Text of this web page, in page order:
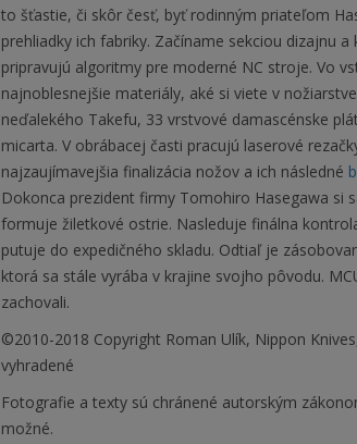
to šťastie, či skôr česť, byť rodinným priateľom
prehliadky ich fabriky. Začíname sekciou dizajnu
pripravujú algoritmy pre moderné NC stroje. Vo
najnoblesnejšie materiály, aké si viete v
neďalekého Takefu, 33 vrstvové damascénske
micarta. V obrábacej časti pracujú laserové
najzaujímavejšia finalizácia nožov a ich následné
Dokonca prezident firmy Tomohiro Hasegawa si
formuje žiletkové ostrie. Nasleduje finálna
putuje do expedičného skladu. Odtiaľ je
ktorá sa stále vyrába v krajine svojho pôvodu.
zachovali.
©2010-2018 Copyright Roman Ulík, Nippon
vyhradené
Fotografie a texty sú chránené autorským
možné.